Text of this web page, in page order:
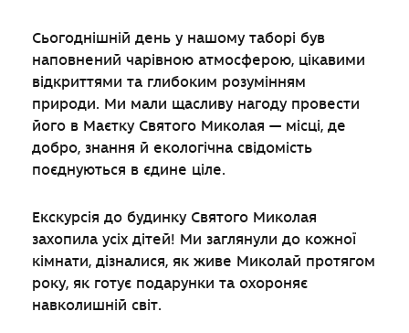
Сьогоднішній день у нашому таборі був
наповнений чарівною атмосферою, цікавими
відкриттями та глибоким розумінням
природи. Ми мали щасливу нагоду провести
його в Маєтку Святого Миколая — місці, де
добро, знання й екологічна свідомість
поєднуються в єдине ціле.
Екскурсія до будинку Святого Миколая
захопила усіх дітей! Ми заглянули до кожної
кімнати, дізналися, як живе Миколай протягом
року, як готує подарунки та охороняє
навколишній світ.